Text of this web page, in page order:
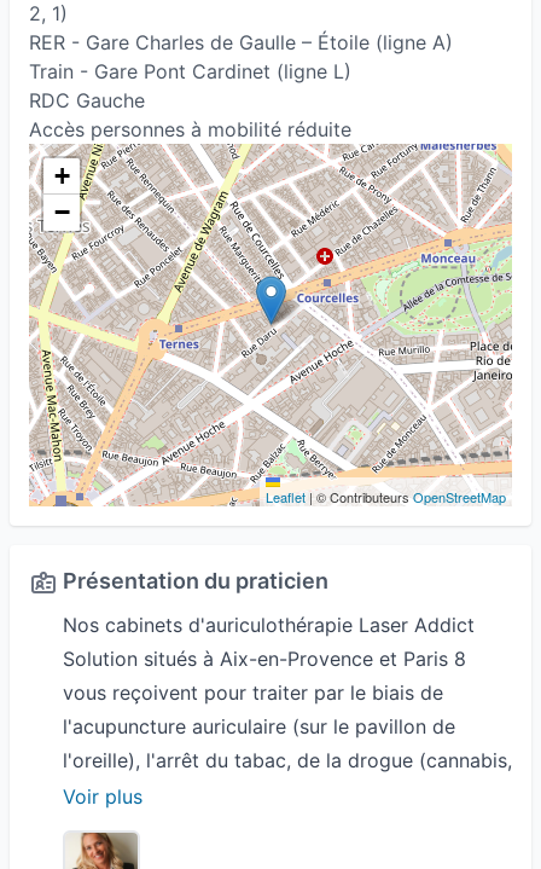
2, 1)
RER - Gare Charles de Gaulle – Étoile (ligne A)
Train - Gare Pont Cardinet (ligne L)
RDC Gauche
Accès personnes à mobilité réduite
+
−
Leaflet |© ContributeursOpenStreetMap
Présentation du praticien
Nos cabinets d'auriculothérapie Laser Addict
Solution situés à Aix-en-Provence et Paris 8
vous reçoivent pour traiter par le biais de
l'acupuncture auriculaire (sur le pavillon de
l'oreille), l'arrêt du tabac, de la drogue (cannabis,
Cocaïne), l'alcool, en 1 séance seulement.
L'auriculothérapie est très efficace contre
l'insomnie, l'anxiété, les symptômes de la
Voir plus